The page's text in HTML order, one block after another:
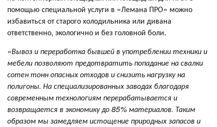
помощью специальной услуги в «Лемана ПРО» можно
избавиться от старого холодильника или дивана
ответственно, экологично и без головной боли.
«Вывоз и переработка бывшей в употреблении техники и
мебели позволяют предотвратить попадание на свалки
сотен тонн опасных отходов и снизить нагрузку на
полигоны. Наспециализированных заводах благодаря
современным технологиям перерабатывается и
возвращается в экономику до 85% материалов. Таким
образом мы замедляем истощение природных запасов и